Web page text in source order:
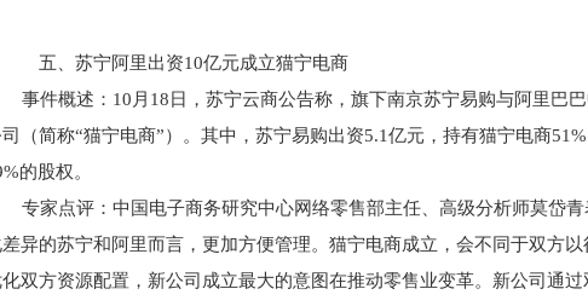
五、苏宁阿里出资10亿元成立猫宁电商
事件概述：10月18日，苏宁云商公告称，旗下南京苏宁易购与阿里巴
司（简称“猫宁电商”）。其中，苏宁易购出资5.1亿元，持有猫宁电商
的股权。
专家点评：中国电子商务研究中心网络零售部主任、高级分析师莫岱
异的苏宁和阿里而言，更加方便管理。猫宁电商成立，会不同于双方
双方资源配置，新公司成立最大的意图在推动零售业变革。新公司通